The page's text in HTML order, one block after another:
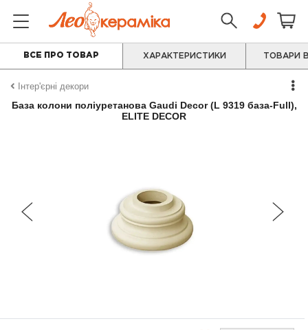
ВСЕ ПРО ТОВАР ХАРАКТЕРИСТИКИ ТОВАРИ В
Інтер'єрні декори
База колони поліуретанова Gaudi Decor (L 9319 база-Full),
ELITE DECOR